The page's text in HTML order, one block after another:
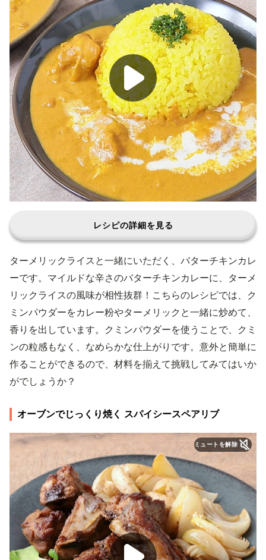
レシピの詳細を見る
ターメリックライスと一緒にいただく、バターチキンカレ
ーです。マイルドな辛さのバターチキンカレーに、ターメ
リックライスの風味が相性抜群！こちらのレシピでは、ク
ミンパウダーをカレー粉やターメリックと一緒に炒めて、
香りを出しています。クミンパウダーを使うことで、クミ
ンの粒感もなく、なめらかな仕上がりです。意外と簡単に
作ることができるので、材料を揃えて挑戦してみてはいか
がでしょうか？
オーブンでじっくり焼く スパイシースペアリブ
ミュートを解除